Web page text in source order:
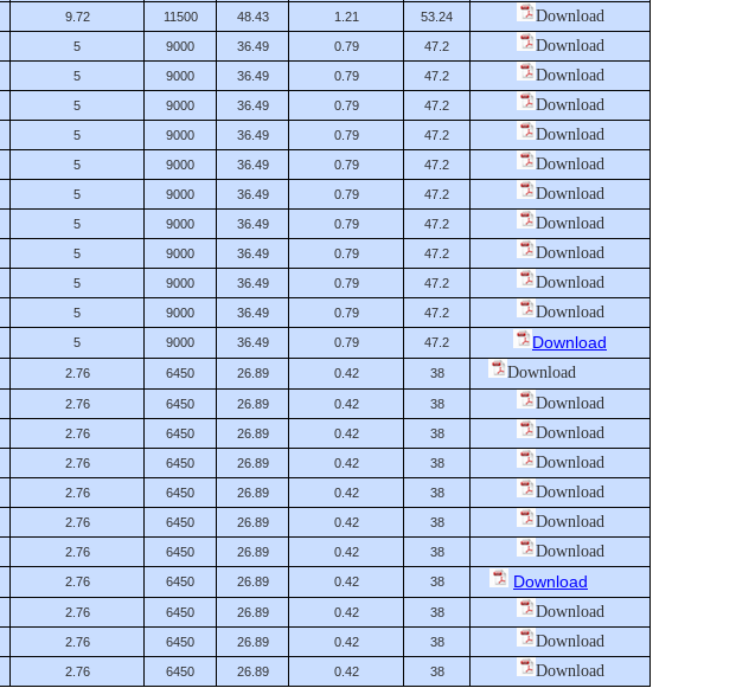
9.72 11500 48.43 1.21 53.24 Download
5 9000 36.49 0.79 47.2 Download
5 9000 36.49 0.79 47.2 Download
5 9000 36.49 0.79 47.2 Download
5 9000 36.49 0.79 47.2 Download
5 9000 36.49 0.79 47.2 Download
5 9000 36.49 0.79 47.2 Download
5 9000 36.49 0.79 47.2 Download
5 9000 36.49 0.79 47.2 Download
5 9000 36.49 0.79 47.2 Download
5 9000 36.49 0.79 47.2 Download
5 9000 36.49 0.79 47.2 Download
2.76 6450 26.89 0.42 38 Download
2.76 6450 26.89 0.42 38 Download
2.76 6450 26.89 0.42 38 Download
2.76 6450 26.89 0.42 38 Download
2.76 6450 26.89 0.42 38 Download
2.76 6450 26.89 0.42 38 Download
2.76 6450 26.89 0.42 38 Download
2.76 6450 26.89 0.42 38 Download
2.76 6450 26.89 0.42 38 Download
2.76 6450 26.89 0.42 38 Download
2.76 6450 26.89 0.42 38 Download